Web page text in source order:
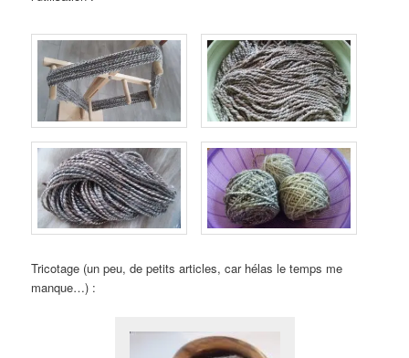
Tricotage (un peu, de petits articles, car hélas le temps me
manque…) :